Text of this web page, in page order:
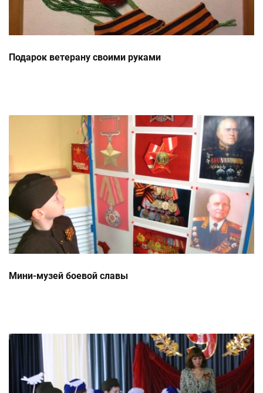
Подарок ветерану своими руками
Мини-музей боевой славы